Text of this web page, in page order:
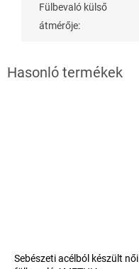
Fülbevaló külső
átmérője:
Sebészeti acélból készült női